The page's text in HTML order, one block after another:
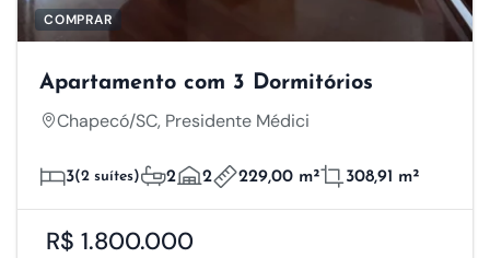
COMPRAR
Apartamento com 3 Dormitórios
Chapecó/SC, Presidente Médici
3(2 suítes) 2 2 229,00 m² 308,91 m²
R$ 1.800.000